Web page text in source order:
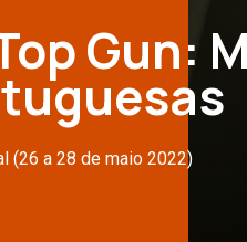
Gun:
(26 a 28 de maio 2022)